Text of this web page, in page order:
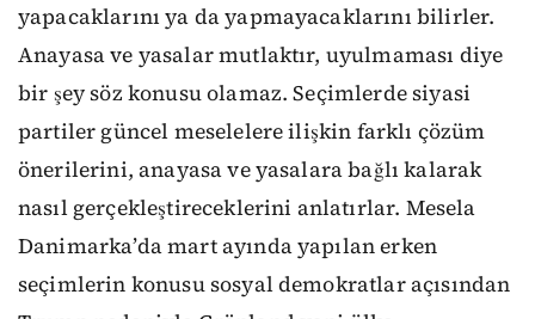
yapacaklarını ya da yapmayacaklarını bilirler.
Anayasa ve yasalar mutlaktır, uyulmaması diye
bir şey söz konusu olamaz. Seçimlerde siyasi
partiler güncel meselelere ilişkin farklı çözüm
önerilerini, anayasa ve yasalara bağlı kalarak
nasıl gerçekleştireceklerini anlatırlar. Mesela
Danimarka’da mart ayında yapılan erken
seçimlerin konusu sosyal demokratlar açısından